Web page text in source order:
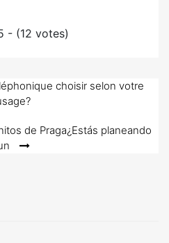
- (12 votes)
choisir selon votre
de Praga¿Estás planeando